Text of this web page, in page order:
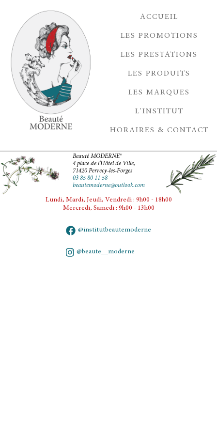
ACCUEIL
LES PROMOTIONS
LES PRESTATIONS
LES PRODUITS
LES MARQUES
L'INSTITUT
HORAIRES & CONTACT
Beauté MODERNE®
4 place de l'Hôtel de Ville,
71420 Perrecy-les-Forges
03 85 80 11 58
beautemoderne@outlook.com
Lundi, Mardi, Jeudi, Vendredi : 9h00 - 18h00
Mercredi, Samedi : 9h00 - 13h00
@institutbeautemoderne
@beaute__moderne